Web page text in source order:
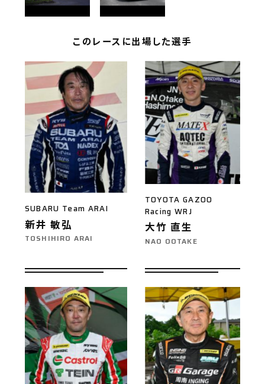
このレースに出場した選手
SUBARU Team ARAI
新井 敏弘
TOSHIHIRO ARAI
TOYOTA GAZOO
Racing WRJ
大竹 直生
NAO OOTAKE